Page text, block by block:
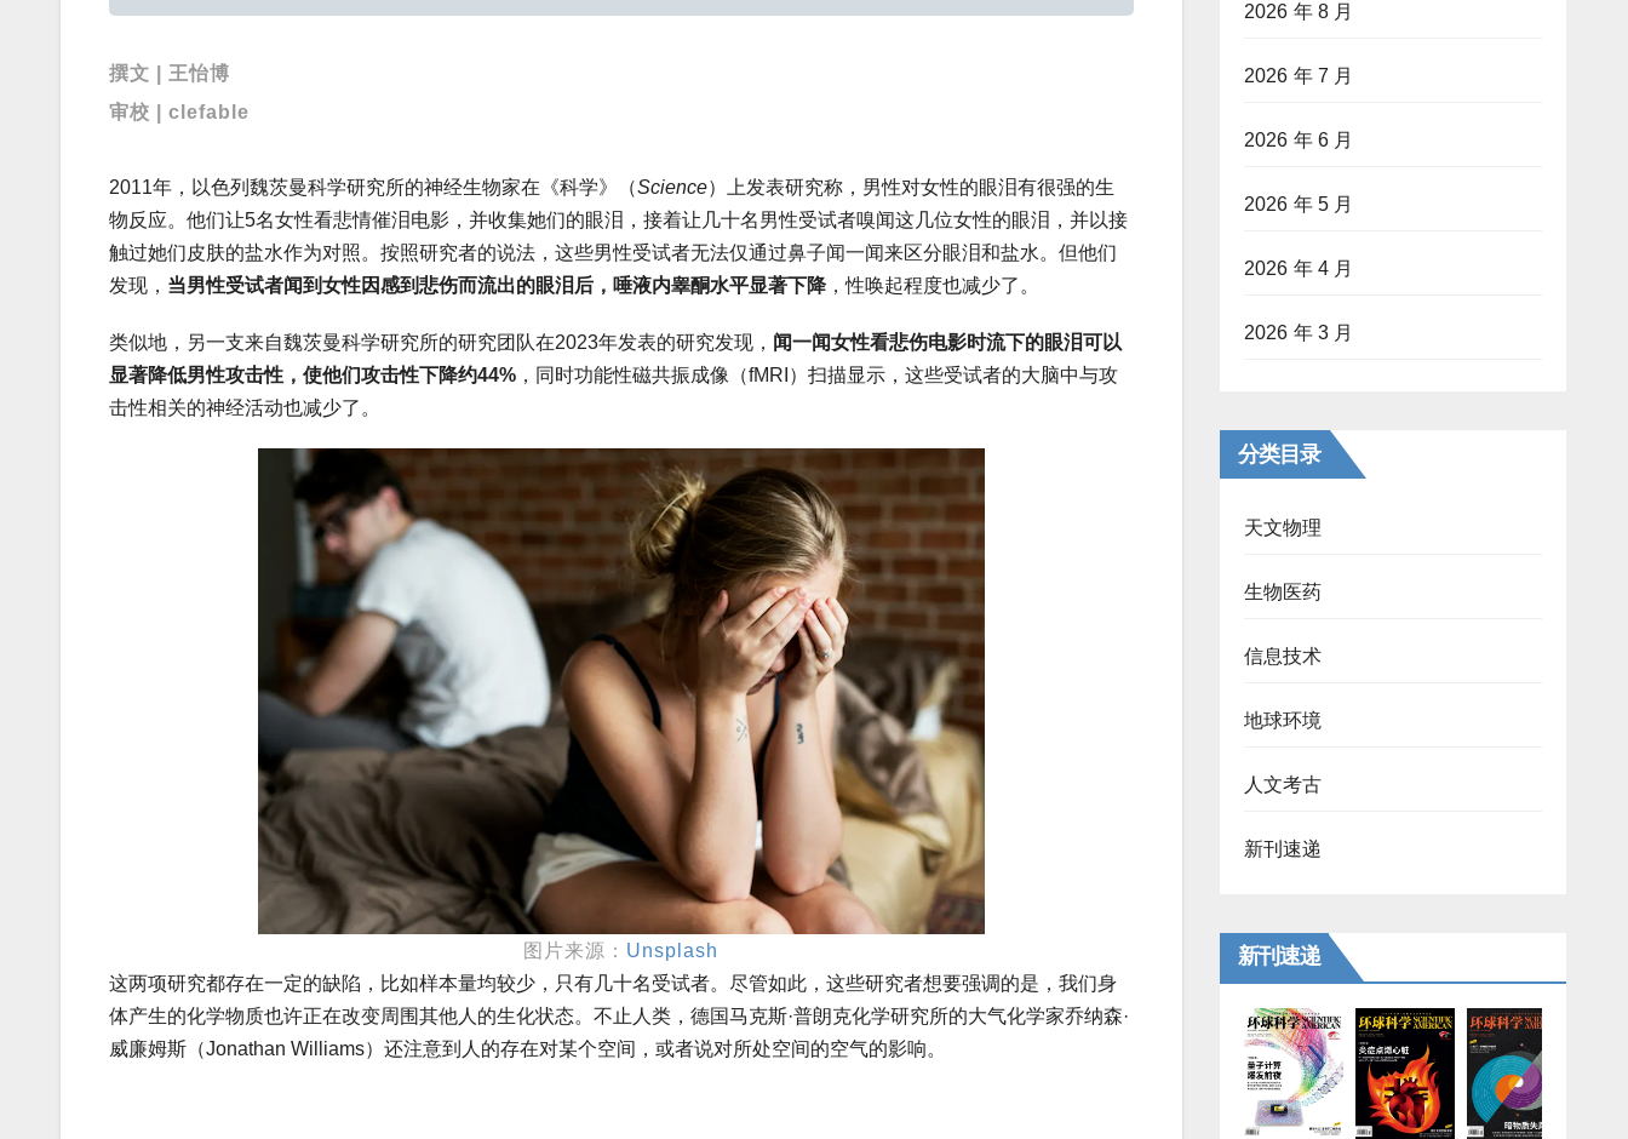
撰文 | 王怡博
审校 | clefable
2011年，以色列魏茨曼科学研究所的神经生物家在《科学》（Science）上发表研究称，男性对女性的眼泪有很强的生
物反应。他们让5名女性看悲情催泪电影，并收集她们的眼泪，接着让几十名男性受试者嗅闻这几位女性的眼泪，并以接
触过她们皮肤的盐水作为对照。按照研究者的说法，这些男性受试者无法仅通过鼻子闻一闻来区分眼泪和盐水。但他们
发现， 当男性受试者闻到女性因感到悲伤而流出的眼泪后，唾液内睾酮水平显著下降 ，性唤起程度也减少了。
类似地，另一支来自魏茨曼科学研究所的研究团队在2023年发表的研究发现， 闻一闻女性看悲伤电影时流下的眼泪可以
显著降低男性攻击性，使他们攻击性下降约44% ，同时功能性磁共振成像（fMRI）扫描显示，这些受试者的大脑中与攻
击性相关的神经活动也减少了。
图片来源： Unsplash
这两项研究都存在一定的缺陷，比如样本量均较少，只有几十名受试者。尽管如此，这些研究者想要强调的是，我们身
体产生的化学物质也许正在改变周围其他人的生化状态。不止人类，德国马克斯·普朗克化学研究所的大气化学家乔纳森·
威廉姆斯（Jonathan Williams）还注意到人的存在对某个空间，或者说对所处空间的空气的影响。
2026 年 8 月
2026 年 7 月
2026 年 6 月
2026 年 5 月
2026 年 4 月
2026 年 3 月
分类目录
天文物理
生物医药
信息技术
地球环境
人文考古
新刊速递
新刊速递